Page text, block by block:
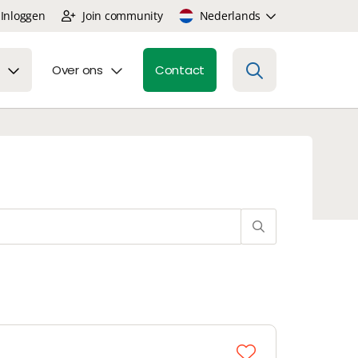
Join community Nederlands
Over ons Contact